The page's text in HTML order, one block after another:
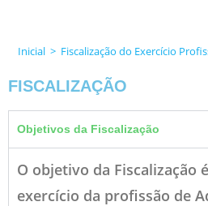
Inicial > Fiscalização do Exercício
FISCALIZAÇÃO
Objetivos da Fiscalização
O objetivo da Fiscalização
exercício da profissão de